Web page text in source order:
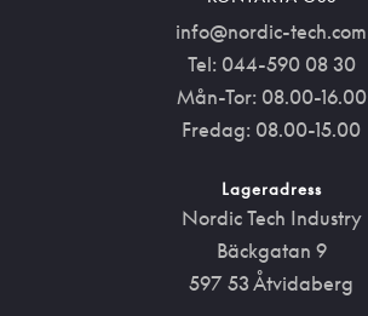
info@nordic-tech.com
Tel: 044-590 08 30
Mån-Tor: 08.00-16.00
Fredag: 08.00-15.00
Lageradress
Nordic Tech Industry
Bäckgatan 9
597 53 Åtvidaberg